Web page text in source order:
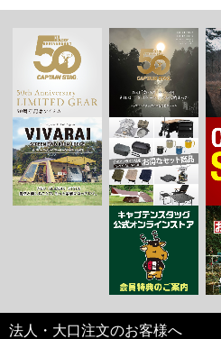
法人・大口注文のお客様へ